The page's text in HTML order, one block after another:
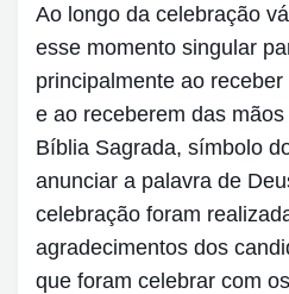
Ao longo da celebração
esse momento singular
principalmente ao
e ao receberem das
Bíblia Sagrada, símbolo
anunciar a palavra de
celebração foram
agradecimentos dos
que foram celebrar com